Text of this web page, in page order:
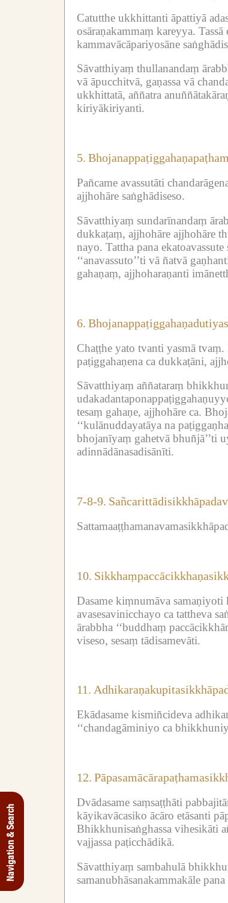
Navigation & Search
Catutthe ukkhittanti āpattiyā
osāraṇakammaṃ kareyya.
kammavācāpariyosāne
Sāvatthiyaṃ thullanandaṃ
vā āpucchitvā, gaṇassa vā
ukkhittatā, aññatra
kiriyākiriyanti.
5.
Pañcame avassutāti
ajjhohāre saṅghādiseso.
Sāvatthiyaṃ sundarīnandaṃ
dukkaṭaṃ, ajjhohāre ajjhohāre
nayo. Tattha pana
‘‘anavassuto’’ti vā ñatvā
gahaṇaṃ, ajjhoharaṇanti
6.
Chaṭṭhe yato tvanti yasmā tvaṃ.
paṭiggahaṇena ca dukkaṭāni,
Sāvatthiyaṃ aññataraṃ
tesaṃ gahaṇe, ajjhohāre ca.
‘‘kulānuddayatāya na
bhojanīyaṃ gahetvā bhuñjā’’ti
adinnādānasadisānīti.
7-8-9.
10.
Dasame kiṃnumāva
avasesavinicchayo ca tattheva
ārabbha ‘‘buddhaṃ
viseso, sesaṃ tādisamevāti.
11.
Ekādasame kismiñcideva
‘‘chandagāminiyo ca
12.
Dvādasame saṃsaṭṭhāti
kāyikavācasiko ācāro etāsanti
Bhikkhunisaṅghassa vihesikāti
vajjassa paṭicchādikā.
Sāvatthiyaṃ sambahulā
samanubhāsanakammakāle